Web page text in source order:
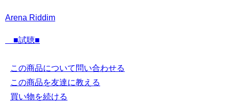
Arena Riddim
■試聴■
この商品について問い合わせる
この商品を友達に教える
買い物を続ける